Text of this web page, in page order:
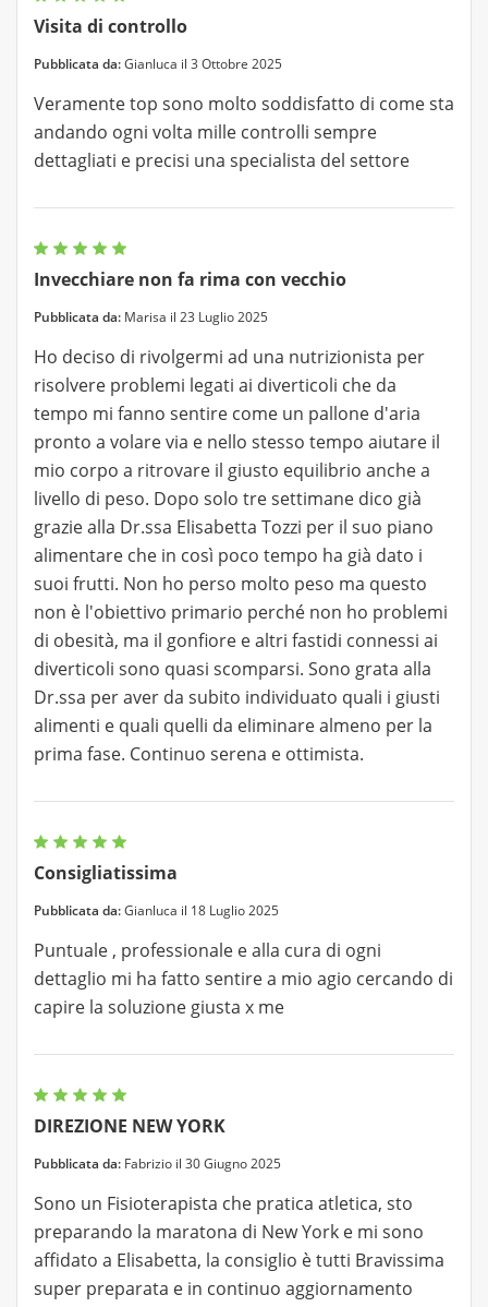
Visita di controllo
Pubblicata da:Gianluca il 3 Ottobre 2025
Veramente top sono molto soddisfatto di come sta
andando ogni volta mille controlli sempre
dettagliati e precisi una specialista del settore
Invecchiare non fa rima con vecchio
Pubblicata da: Marisa il 23 Luglio 2025
Ho deciso di rivolgermi ad una nutrizionista per
risolvere problemi legati ai diverticoli che da
tempo mi fanno sentire come un pallone d'aria
pronto a volare via e nello stesso tempo aiutare il
mio corpo a ritrovare il giusto equilibrio anche a
livello di peso. Dopo solo tre settimane dico già
grazie alla Dr.ssa Elisabetta Tozzi per il suo piano
alimentare che in così poco tempo ha già dato i
suoi frutti. Non ho perso molto peso ma questo
non è l'obiettivo primario perché non ho problemi
di obesità, ma il gonfiore e altri fastidi connessi ai
diverticoli sono quasi scomparsi. Sono grata alla
Dr.ssa per aver da subito individuato quali i giusti
alimenti e quali quelli da eliminare almeno per la
prima fase. Continuo serena e ottimista.
Consigliatissima
Pubblicata da:Gianluca il 18 Luglio 2025
Puntuale , professionale e alla cura di ogni
dettaglio mi ha fatto sentire a mio agio cercando di
capire la soluzione giusta x me
DIREZIONE NEW YORK
Pubblicata da: Fabrizio il 30 Giugno 2025
Sono un Fisioterapista che pratica atletica, sto
preparando la maratona di New York e mi sono
affidato a Elisabetta, la consiglio è tutti Bravissima
super preparata e in continuo aggiornamento